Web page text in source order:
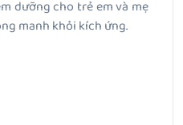
dưỡng cho trẻ em và mẹ
manh khỏi kích ứng.